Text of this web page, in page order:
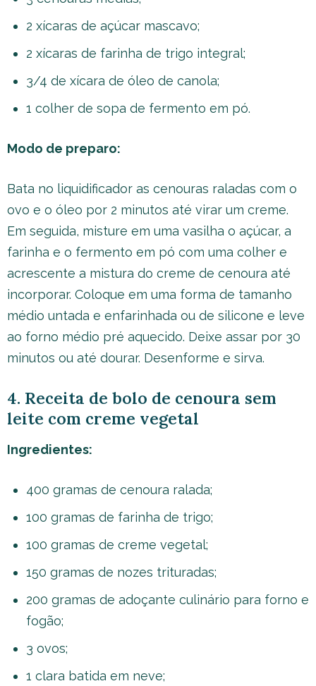
2 xícaras de açúcar mascavo;
2 xícaras de farinha de trigo integral;
3/4 de xícara de óleo de canola;
1 colher de sopa de fermento em pó.
Modo de preparo:
Bata no liquidificador as cenouras raladas com o
ovo e o óleo por 2 minutos até virar um creme.
Em seguida, misture em uma vasilha o açúcar, a
farinha e o fermento em pó com uma colher e
acrescente a mistura do creme de cenoura até
incorporar. Coloque em uma forma de tamanho
médio untada e enfarinhada ou de silicone e leve
ao forno médio pré aquecido. Deixe assar por 30
minutos ou até dourar. Desenforme e sirva.
4. Receita de bolo de cenoura sem
leite com creme vegetal
Ingredientes:
400 gramas de cenoura ralada;
100 gramas de farinha de trigo;
100 gramas de creme vegetal;
150 gramas de nozes trituradas;
200 gramas de adoçante culinário para forno e
fogão;
3 ovos;
1 clara batida em neve;